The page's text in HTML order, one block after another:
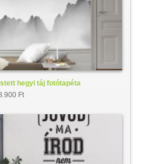
hegyi táj fotótapéta
Ft